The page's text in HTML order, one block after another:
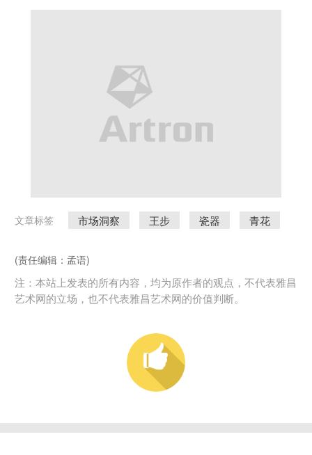
文章标签 市场洞察 王步 瓷器 青花
(责任编辑：孟语)
注：本站上发表的所有内容，均为原作者的观点，不代表雅昌
艺术网的立场，也不代表雅昌艺术网的价值判断。